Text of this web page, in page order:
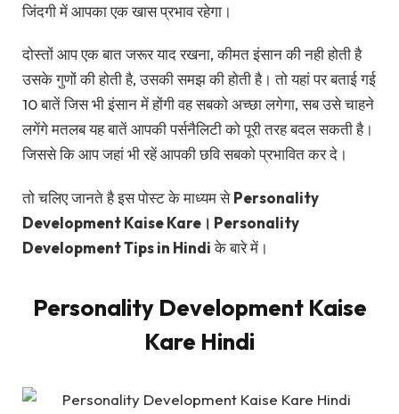
जिंदगी में आपका एक खास प्रभाव रहेगा।
दोस्तों आप एक बात जरूर याद रखना, कीमत इंसान की नही होती है
उसके गुणों की होती है, उसकी समझ की होती है। तो यहां पर बताई गई
10 बातें जिस भी इंसान में होंगी वह सबको अच्छा लगेगा, सब उसे चाहने
लगेंगे मतलब यह बातें आपकी पर्सनैलिटी को पूरी तरह बदल सकती है।
जिससे कि आप जहां भी रहें आपकी छवि सबको प्रभावित कर दे।
तो चलिए जानते है इस पोस्ट के माध्यम सेPersonality
Development Kaise Kare। Personality
Development Tips in Hindiके बारे में।
Personality Development Kaise
Kare Hindi